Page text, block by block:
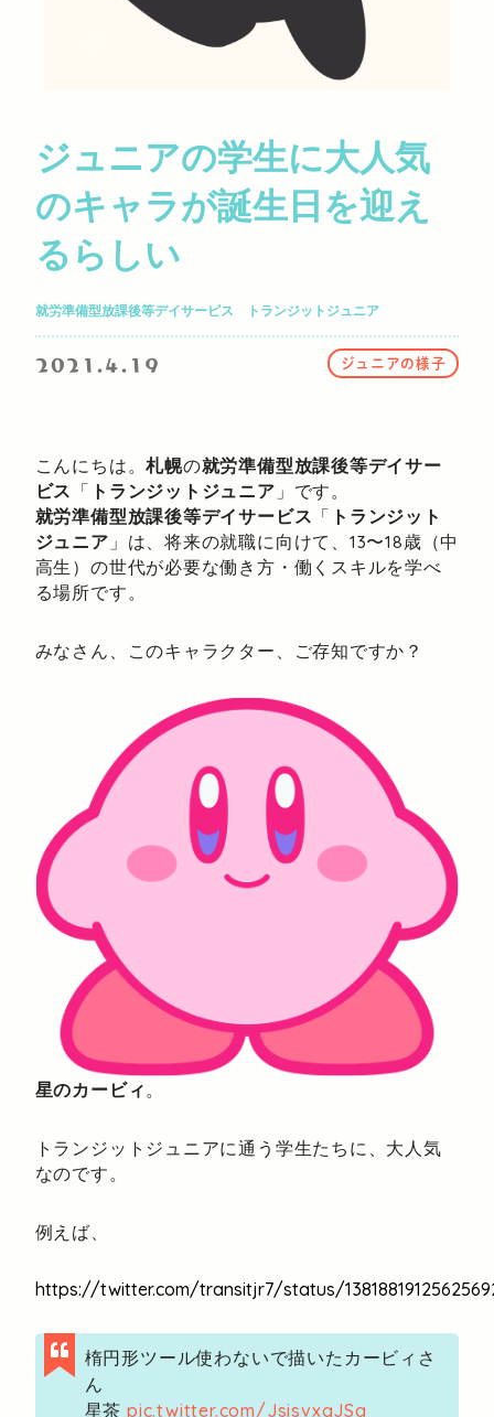
ジュニアの学生に大人気
のキャラが誕生日を迎え
るらしい
就労準備型放課後等デイサービス トランジットジュニア
2021.4.19 ジュニアの様子
こんにちは。札幌の就労準備型放課後等デイサー
ビス 「 トランジットジュニア 」です。
就労準備型放課後等デイサービス 「 トランジット
ジュニア 」は、将来の就職に向けて、13〜18歳（中
高生）の世代が必要な働き方・働くスキルを学べ
る場所です。
みなさん、このキャラクター、ご存知ですか？
星のカービィ 。
トランジットジュニアに通う学生たちに、大人気
なのです。
例えば、
https://twitter.com/transitjr7/status/
楕円形ツール使わないで描いたカービィさ
ん
星茶pic.twitter.com/JsisvxgJSg